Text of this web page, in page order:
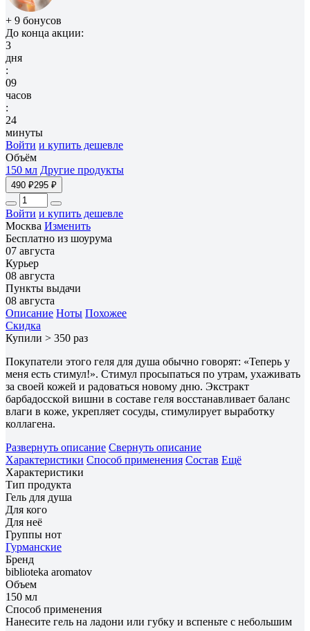
+ 9 бонусов
До конца акции:
3
дня
:
09
часов
:
24
минуты
Войти и купить дешевле
Объём
150 мл Другие продукты
490 ₽295 ₽
Войти и купить дешевле
Москва Изменить
Бесплатно из шоурума
07 августа
Курьер
08 августа
Пункты выдачи
08 августа
Описание Ноты Похожее
Скидка
Купили > 350 раз
Покупатели этого геля для душа обычно говорят: «Теперь у
меня есть стимул!». Стимул просыпаться по утрам, ухаживать
за своей кожей и радоваться новому дню. Экстракт
барбадосской вишни в составе геля восстанавливает баланс
влаги в коже, укрепляет сосуды, стимулирует выработку
коллагена.
Развернуть описание Свернуть описание
Характеристики Способ применения Состав Ещё
Характеристики
Тип продукта
Гель для душа
Для кого
Для неё
Группы нот
Гурманские
Бренд
biblioteka aromatov
Объем
150 мл
Способ применения
Нанесите гель на ладони или губку и вспеньте с небольшим